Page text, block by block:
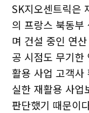
SK지오센트릭은
의 프랑스 북동부
며 건설 중인 연
공 시점도 무기한
활용 사업 고객사
실한 재활용 사업
판단했기 때문이